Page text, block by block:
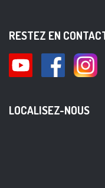
RESTEZ EN
LOCALISEZ-NOUS